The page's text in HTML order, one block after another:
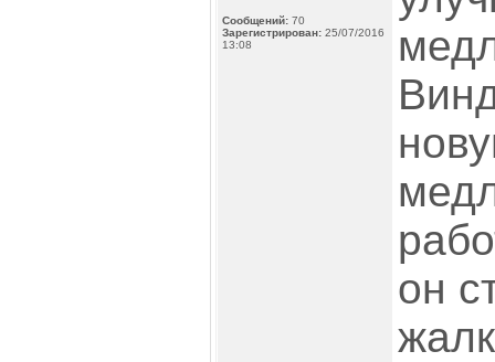
Сообщений: 70
Зарегистрирован: 25/07/2016
13:08
он